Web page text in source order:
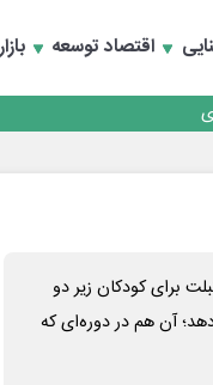
اقتصاد توسعه
و بازسازی اعتماد مشتریان
بازسازی اعتماد مشتریان
برای کودکان زیر دو
آن هم در دوره‌ای که